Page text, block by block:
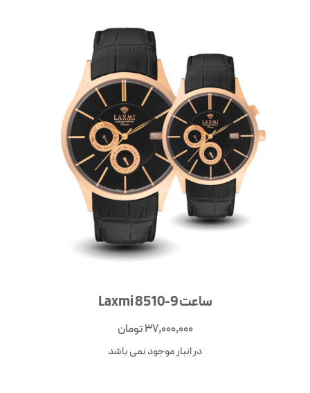
ساعت Laxmi 8510-9
37,000,000تومان
در انبار موجود نمی باشد